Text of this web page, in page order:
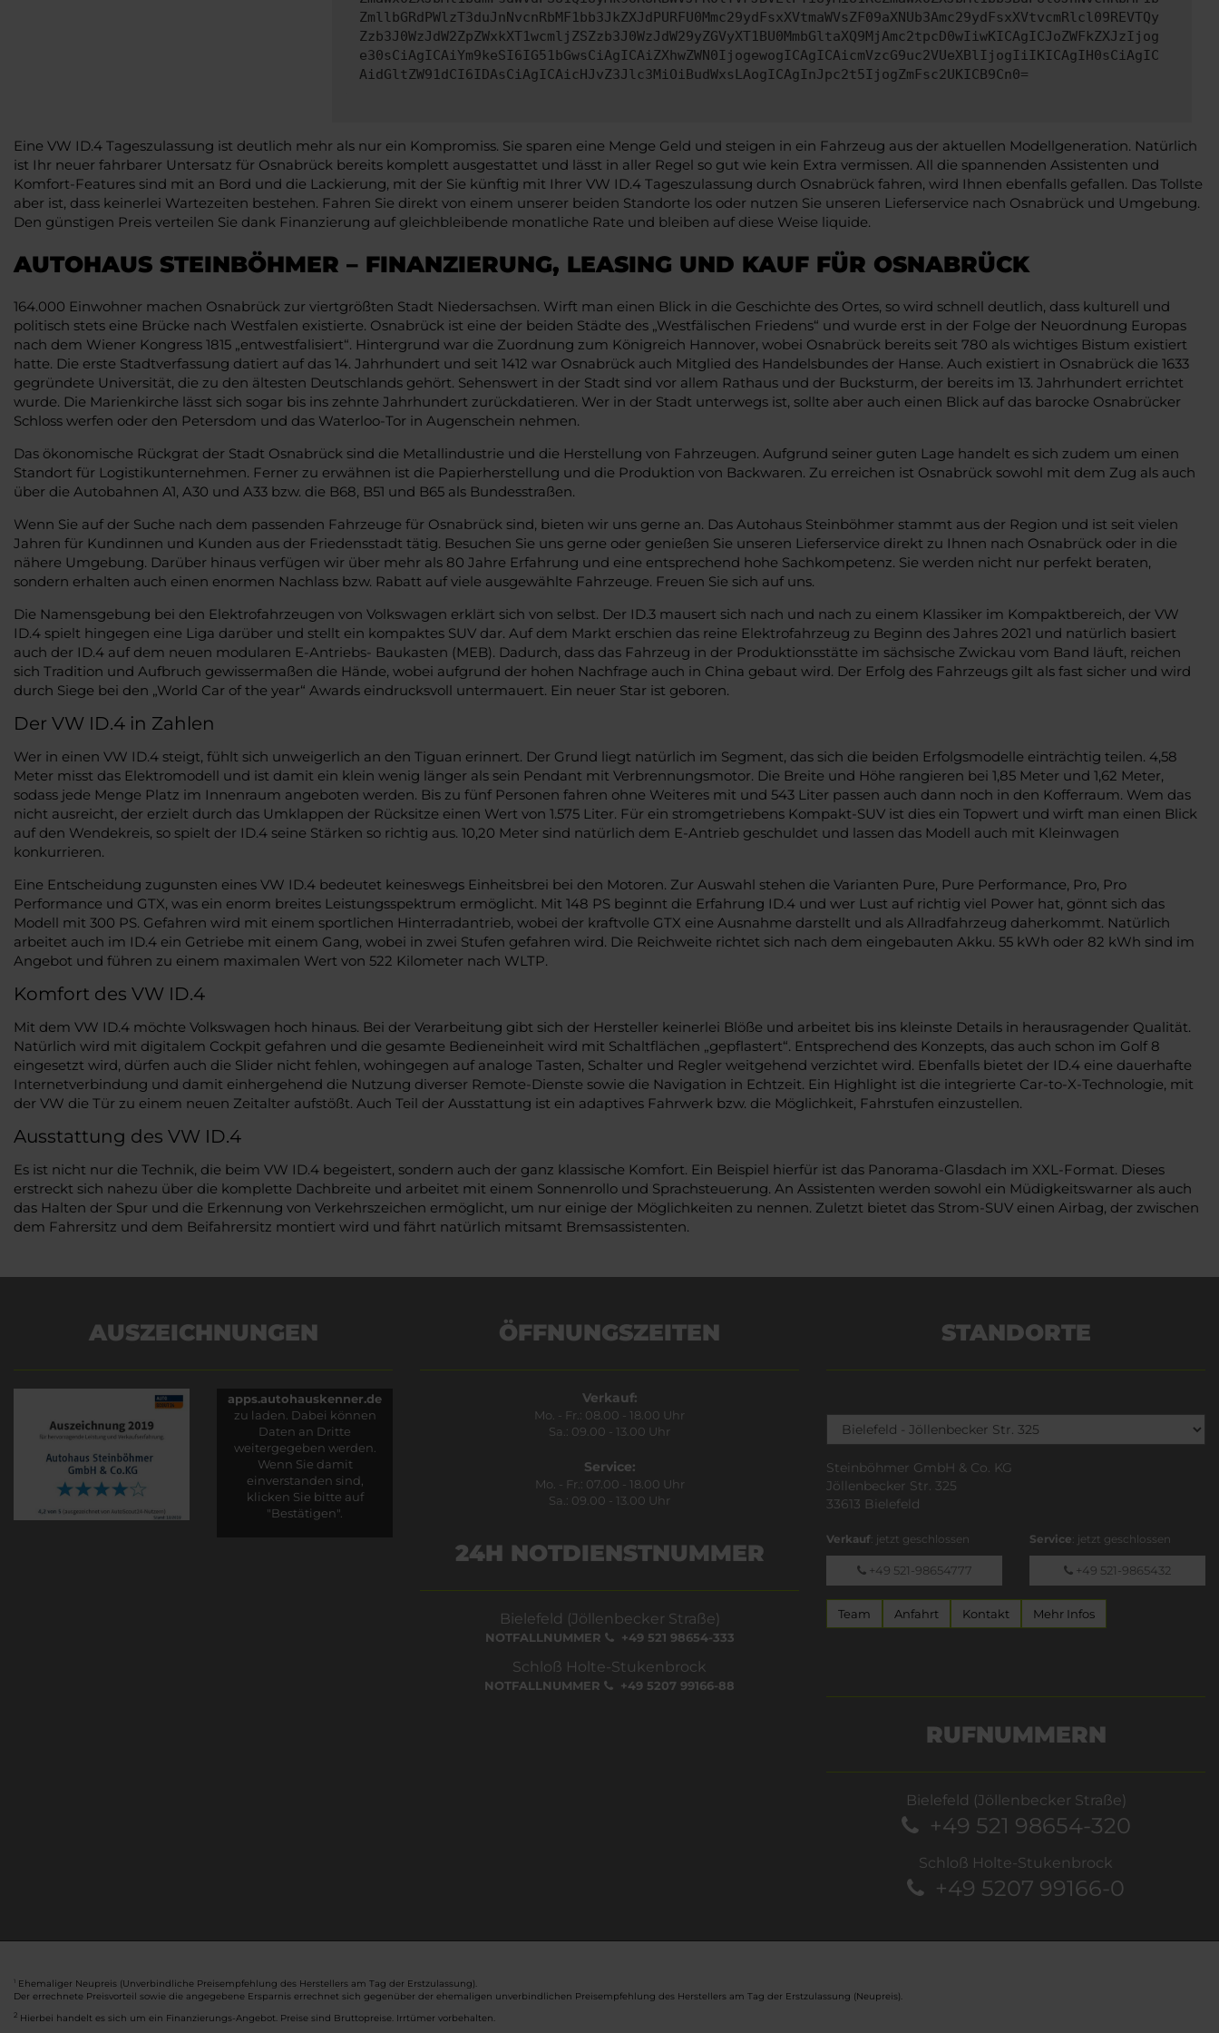
ZmllbGRdPWlzT3duJnNvcnRbMF1bb3JkZXJdPURFU0Mmc29ydFsxXVtmaWVsZF09aXNUb3Amc29ydFsxXVtvcmRlcl09REVTQy
Zzb3J0WzJdW2ZpZWxkXT1wcmljZSZzb3J0WzJdW29yZGVyXT1BU0MmbGltaXQ9MjAmc2tpcD0wIiwKICAgICJoZWFkZXJzIjog
e30sCiAgICAiYm9keSI6IG51bGwsCiAgICAiZXhwZWN0IjogewogICAgICAicmVzcG9uc2VUeXBlIjogIiIKICAgIH0sCiAgIC
AidGltZW91dCI6IDAsCiAgICAicHJvZ3Jlc3MiOiBudWxsLAogICAgInJpc2t5IjogZmFsc2UKICB9Cn0=
Eine VW ID.4 Tageszulassung ist deutlich mehr als nur ein Kompromiss. Sie sparen eine Menge Geld und steigen in ein Fahrzeug aus der aktuellen Modellgeneration. Natürlich
ist Ihr neuer fahrbarer Untersatz für Osnabrück bereits komplett ausgestattet und lässt in aller Regel so gut wie kein Extra vermissen. All die spannenden Assistenten und
Komfort-Features sind mit an Bord und die Lackierung, mit der Sie künftig mit Ihrer VW ID.4 Tageszulassung durch Osnabrück fahren, wird Ihnen ebenfalls gefallen. Das Tollste
aber ist, dass keinerlei Wartezeiten bestehen. Fahren Sie direkt von einem unserer beiden Standorte los oder nutzen Sie unseren Lieferservice nach Osnabrück und Umgebung.
Den günstigen Preis verteilen Sie dank Finanzierung auf gleichbleibende monatliche Rate und bleiben auf diese Weise liquide.
AUTOHAUS STEINBÖHMER – FINANZIERUNG, LEASING UND KAUF FÜR OSNABRÜCK
164.000 Einwohner machen Osnabrück zur viertgrößten Stadt Niedersachsen. Wirft man einen Blick in die Geschichte des Ortes, so wird schnell deutlich, dass kulturell und
politisch stets eine Brücke nach Westfalen existierte. Osnabrück ist eine der beiden Städte des „Westfälischen Friedens“ und wurde erst in der Folge der Neuordnung Europas
nach dem Wiener Kongress 1815 „entwestfalisiert“. Hintergrund war die Zuordnung zum Königreich Hannover, wobei Osnabrück bereits seit 780 als wichtiges Bistum existiert
hatte. Die erste Stadtverfassung datiert auf das 14. Jahrhundert und seit 1412 war Osnabrück auch Mitglied des Handelsbundes der Hanse. Auch existiert in Osnabrück die 1633
gegründete Universität, die zu den ältesten Deutschlands gehört. Sehenswert in der Stadt sind vor allem Rathaus und der Bucksturm, der bereits im 13. Jahrhundert errichtet
wurde. Die Marienkirche lässt sich sogar bis ins zehnte Jahrhundert zurückdatieren. Wer in der Stadt unterwegs ist, sollte aber auch einen Blick auf das barocke Osnabrücker
Schloss werfen oder den Petersdom und das Waterloo-Tor in Augenschein nehmen.
Das ökonomische Rückgrat der Stadt Osnabrück sind die Metallindustrie und die Herstellung von Fahrzeugen. Aufgrund seiner guten Lage handelt es sich zudem um einen
Standort für Logistikunternehmen. Ferner zu erwähnen ist die Papierherstellung und die Produktion von Backwaren. Zu erreichen ist Osnabrück sowohl mit dem Zug als auch
über die Autobahnen A1, A30 und A33 bzw. die B68, B51 und B65 als Bundesstraßen.
Wenn Sie auf der Suche nach dem passenden Fahrzeuge für Osnabrück sind, bieten wir uns gerne an. Das Autohaus Steinböhmer stammt aus der Region und ist seit vielen
Jahren für Kundinnen und Kunden aus der Friedensstadt tätig. Besuchen Sie uns gerne oder genießen Sie unseren Lieferservice direkt zu Ihnen nach Osnabrück oder in die
nähere Umgebung. Darüber hinaus verfügen wir über mehr als 80 Jahre Erfahrung und eine entsprechend hohe Sachkompetenz. Sie werden nicht nur perfekt beraten,
sondern erhalten auch einen enormen Nachlass bzw. Rabatt auf viele ausgewählte Fahrzeuge. Freuen Sie sich auf uns.
Die Namensgebung bei den Elektrofahrzeugen von Volkswagen erklärt sich von selbst. Der ID.3 mausert sich nach und nach zu einem Klassiker im Kompaktbereich, der VW
ID.4 spielt hingegen eine Liga darüber und stellt ein kompaktes SUV dar. Auf dem Markt erschien das reine Elektrofahrzeug zu Beginn des Jahres 2021 und natürlich basiert
auch der ID.4 auf dem neuen modularen E-Antriebs- Baukasten (MEB). Dadurch, dass das Fahrzeug in der Produktionsstätte im sächsische Zwickau vom Band läuft, reichen
sich Tradition und Aufbruch gewissermaßen die Hände, wobei aufgrund der hohen Nachfrage auch in China gebaut wird. Der Erfolg des Fahrzeugs gilt als fast sicher und wird
durch Siege bei den „World Car of the year“ Awards eindrucksvoll untermauert. Ein neuer Star ist geboren.
Der VW ID.4 in Zahlen
Wer in einen VW ID.4 steigt, fühlt sich unweigerlich an den Tiguan erinnert. Der Grund liegt natürlich im Segment, das sich die beiden Erfolgsmodelle einträchtig teilen. 4,58
Meter misst das Elektromodell und ist damit ein klein wenig länger als sein Pendant mit Verbrennungsmotor. Die Breite und Höhe rangieren bei 1,85 Meter und 1,62 Meter,
sodass jede Menge Platz im Innenraum angeboten werden. Bis zu fünf Personen fahren ohne Weiteres mit und 543 Liter passen auch dann noch in den Kofferraum. Wem das
nicht ausreicht, der erzielt durch das Umklappen der Rücksitze einen Wert von 1.575 Liter. Für ein stromgetriebens Kompakt-SUV ist dies ein Topwert und wirft man einen Blick
auf den Wendekreis, so spielt der ID.4 seine Stärken so richtig aus. 10,20 Meter sind natürlich dem E-Antrieb geschuldet und lassen das Modell auch mit Kleinwagen
konkurrieren.
Eine Entscheidung zugunsten eines VW ID.4 bedeutet keineswegs Einheitsbrei bei den Motoren. Zur Auswahl stehen die Varianten Pure, Pure Performance, Pro, Pro
Performance und GTX, was ein enorm breites Leistungsspektrum ermöglicht. Mit 148 PS beginnt die Erfahrung ID.4 und wer Lust auf richtig viel Power hat, gönnt sich das
Modell mit 300 PS. Gefahren wird mit einem sportlichen Hinterradantrieb, wobei der kraftvolle GTX eine Ausnahme darstellt und als Allradfahrzeug daherkommt. Natürlich
arbeitet auch im ID.4 ein Getriebe mit einem Gang, wobei in zwei Stufen gefahren wird. Die Reichweite richtet sich nach dem eingebauten Akku. 55 kWh oder 82 kWh sind im
Angebot und führen zu einem maximalen Wert von 522 Kilometer nach WLTP.
Komfort des VW ID.4
Mit dem VW ID.4 möchte Volkswagen hoch hinaus. Bei der Verarbeitung gibt sich der Hersteller keinerlei Blöße und arbeitet bis ins kleinste Details in herausragender Qualität.
Natürlich wird mit digitalem Cockpit gefahren und die gesamte Bedieneinheit wird mit Schaltflächen „gepflastert“. Entsprechend des Konzepts, das auch schon im Golf 8
eingesetzt wird, dürfen auch die Slider nicht fehlen, wohingegen auf analoge Tasten, Schalter und Regler weitgehend verzichtet wird. Ebenfalls bietet der ID.4 eine dauerhafte
Internetverbindung und damit einhergehend die Nutzung diverser Remote-Dienste sowie die Navigation in Echtzeit. Ein Highlight ist die integrierte Car-to-X-Technologie, mit
der VW die Tür zu einem neuen Zeitalter aufstößt. Auch Teil der Ausstattung ist ein adaptives Fahrwerk bzw. die Möglichkeit, Fahrstufen einzustellen.
Ausstattung des VW ID.4
Es ist nicht nur die Technik, die beim VW ID.4 begeistert, sondern auch der ganz klassische Komfort. Ein Beispiel hierfür ist das Panorama-Glasdach im XXL-Format. Dieses
erstreckt sich nahezu über die komplette Dachbreite und arbeitet mit einem Sonnenrollo und Sprachsteuerung. An Assistenten werden sowohl ein Müdigkeitswarner als auch
das Halten der Spur und die Erkennung von Verkehrszeichen ermöglicht, um nur einige der Möglichkeiten zu nennen. Zuletzt bietet das Strom-SUV einen Airbag, der zwischen
dem Fahrersitz und dem Beifahrersitz montiert wird und fährt natürlich mitsamt Bremsassistenten.
AUSZEICHNUNGEN
apps.autohauskenner.de
zu laden. Dabei können
Daten an Dritte
weitergegeben werden.
Wenn Sie damit
einverstanden sind,
klicken Sie bitte auf
"Bestätigen".
ÖFFNUNGSZEITEN
Verkauf:
Mo. - Fr.: 08.00 - 18.00 Uhr
Sa.: 09.00 - 13.00 Uhr
Service:
Mo. - Fr.: 07.00 - 18.00 Uhr
Sa.: 09.00 - 13.00 Uhr
24H NOTDIENSTNUMMER
Bielefeld (Jöllenbecker Straße)
NOTFALLNUMMER +49 521 98654-333
Schloß Holte-Stukenbrock
NOTFALLNUMMER +49 5207 99166-88
STANDORTE
Steinböhmer GmbH & Co. KG
Jöllenbecker Str. 325
33613 Bielefeld
Verkauf: jetzt geschlossen
+49 521-98654777
Service: jetzt geschlossen
+49 521-9865432
Team Anfahrt Kontakt Mehr Infos
RUFNUMMERN
Bielefeld (Jöllenbecker Straße)
+49 521 98654-320
Schloß Holte-Stukenbrock
+49 5207 99166-0
1 Ehemaliger Neupreis (Unverbindliche Preisempfehlung des Herstellers am Tag der Erstzulassung).
Der errechnete Preisvorteil sowie die angegebene Ersparnis errechnet sich gegenüber der ehemaligen unverbindlichen Preisempfehlung des Herstellers am Tag der Erstzulassung (Neupreis).
2 Hierbei handelt es sich um ein Finanzierungs-Angebot. Preise sind Bruttopreise. Irrtümer vorbehalten.